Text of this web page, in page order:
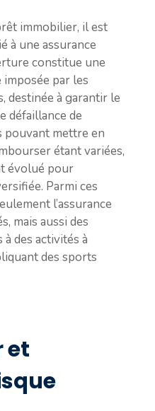
immobilier, il est
à une assurance
constitue une
par les
destinée à garantir le
défaillance de
pouvant mettre en
étant variées,
évolué pour
Parmi ces
l’assurance
mais aussi des
des activités à
des sports
et